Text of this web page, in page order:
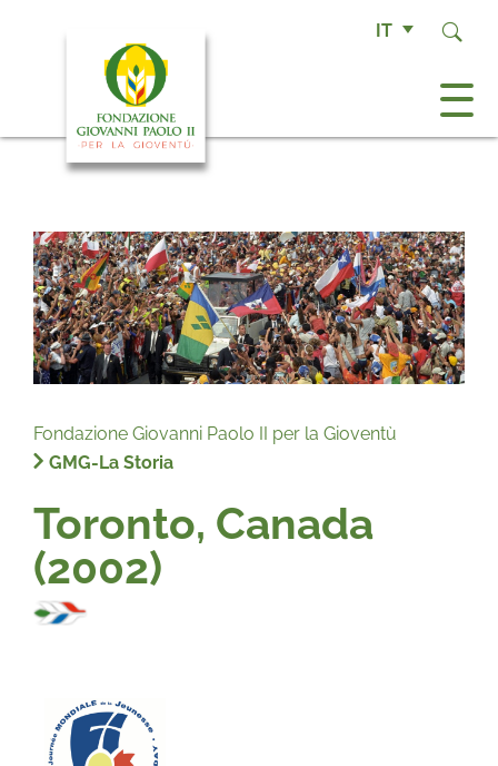
IT
Fondazione Giovanni Paolo II per la Gioventù
GMG-La Storia
Toronto, Canada
(2002)